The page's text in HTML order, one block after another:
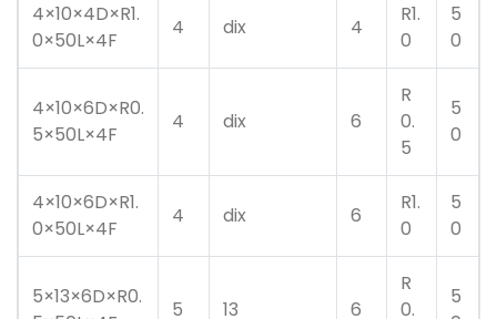
4×10×4D×R1.
0×50L×4F
4 dix 4
R1.
0
5
0
4×10×6D×R0.
5×50L×4F
4 dix 6
R
0.
5
5
0
4×10×6D×R1.
0×50L×4F
4 dix 6
R1.
0
5
0
5×13×6D×R0.
5 13 6
R
0.
5